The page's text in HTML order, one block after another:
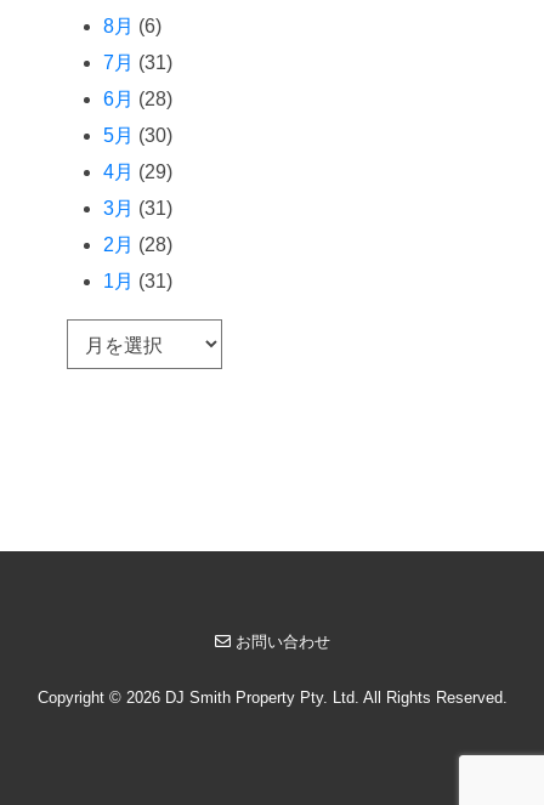
8月 (6)
7月 (31)
6月 (28)
5月 (30)
4月 (29)
3月 (31)
2月 (28)
1月 (31)
ー
お問い合わせ
Copyright © 2026 DJ Smith Property Pty. Ltd. All Rights Reserved.